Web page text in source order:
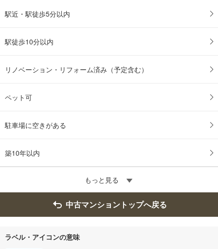
駅近・駅徒歩5分以内
駅徒歩10分以内
リノベーション・リフォーム済み（予定含む）
ペット可
駐車場に空きがある
築10年以内
もっと見る
中古マンショントップへ戻る
ラベル・アイコンの意味